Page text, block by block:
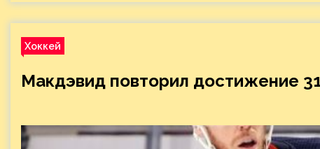
Хоккей
Макдэвид повторил достижение